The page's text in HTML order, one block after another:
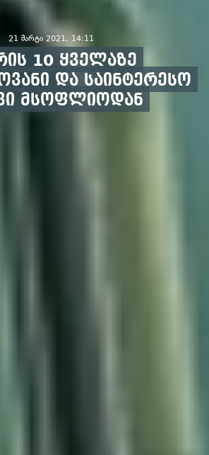
21 მარტი 2021, 14:11
10 ყველაზე
და საინტერესო
მსოფლიოდან